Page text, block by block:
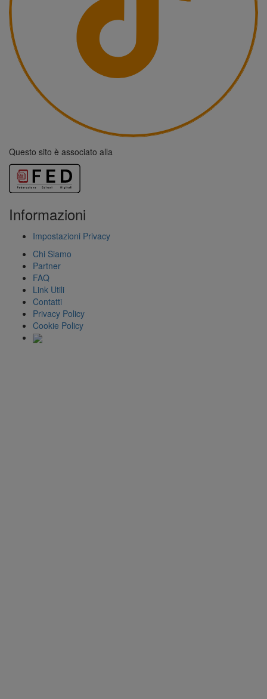
Questo sito è associato alla
Informazioni
Impostazioni Privacy
Chi Siamo
Partner
FAQ
Link Utili
Contatti
Privacy Policy
Cookie Policy